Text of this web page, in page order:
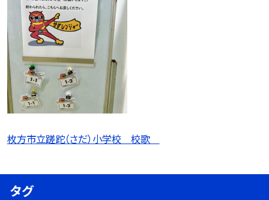
枚方市立蹉跎（さだ）小学校 校歌
タグ